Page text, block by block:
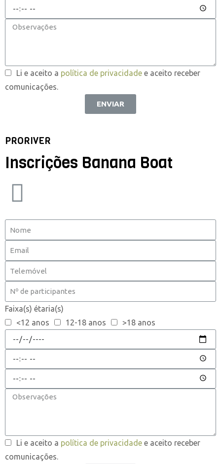
Li e aceito a política de privacidade e aceito receber
comunicações.
ENVIAR
PRORIVER
Inscrições Banana Boat
Faixa(s) étaria(s)
<12 anos
12-18 anos >18 anos
Li e aceito a política de privacidade e aceito receber
comunicações.